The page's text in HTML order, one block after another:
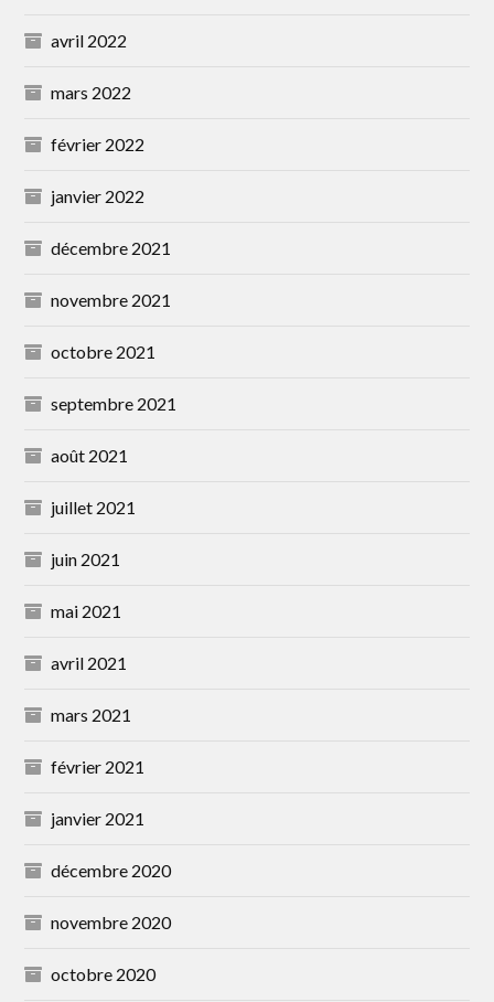
avril 2022
mars 2022
février 2022
janvier 2022
décembre 2021
novembre 2021
octobre 2021
septembre 2021
août 2021
juillet 2021
juin 2021
mai 2021
avril 2021
mars 2021
février 2021
janvier 2021
décembre 2020
novembre 2020
octobre 2020